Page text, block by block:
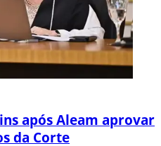
após Aleam aprovar
da Corte